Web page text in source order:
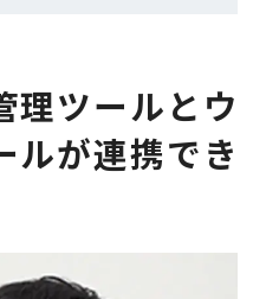
理ツールとウ
ルが連携でき